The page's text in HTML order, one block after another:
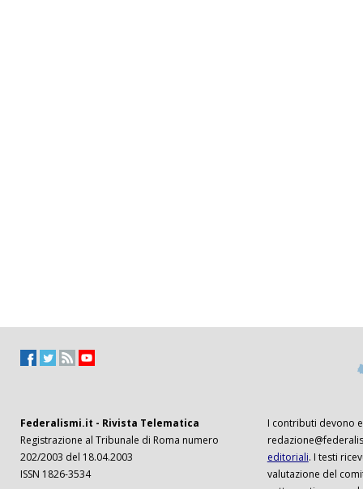
Federalismi.it - Rivista Telematica
Registrazione al Tribunale di Roma numero
202/2003 del 18.04.2003
ISSN 1826-3534
I contributi devono
editoriali. I testi
valutazione del